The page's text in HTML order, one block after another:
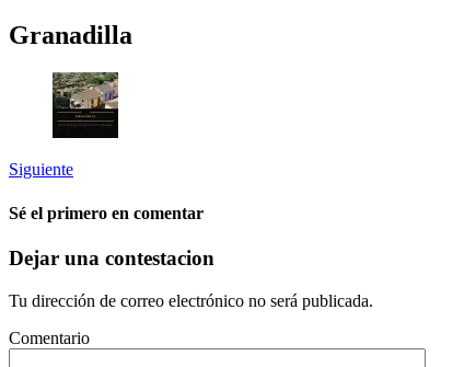
Granadilla
Siguiente
Sé el primero en comentar
Dejar una contestacion
Tu dirección de correo electrónico no será publicada.
Comentario